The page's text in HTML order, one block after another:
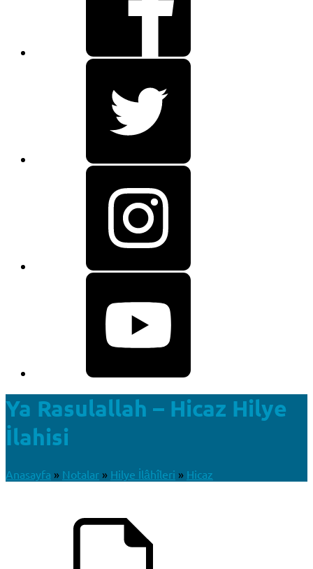
Ya Rasulallah – Hicaz Hilye
İlahisi
Anasayfa » Notalar » Hilye İlâhîleri » Hicaz